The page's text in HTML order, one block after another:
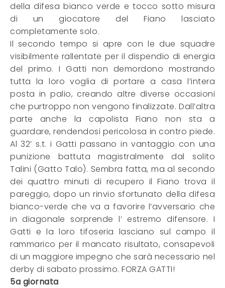
della difesa bianco verde e tocco sotto misura
di un giocatore del Fiano lasciato
completamente solo.
Il secondo tempo si apre con le due squadre
visibilmente rallentate per il dispendio di energia
del primo. I Gatti non demordono mostrando
tutta la loro voglia di portare a casa l’intera
posta in palio, creando altre diverse occasioni
che purtroppo non vengono finalizzate. Dall’altra
parte anche la capolista Fiano non sta a
guardare, rendendosi pericolosa in contro piede.
Al 32’ s.t. i Gatti passano in vantaggio con una
punizione battuta magistralmente dal solito
Talini (Gatto Talo). Sembra fatta, ma al secondo
dei quattro minuti di recupero il Fiano trova il
pareggio, dopo un rinvio sfortunato della difesa
bianco-verde che va a favorire l’avversario che
in diagonale sorprende l’ estremo difensore. I
Gatti e la loro tifoseria lasciano sul campo il
rammarico per il mancato risultato, consapevoli
di un maggiore impegno che sarà necessario nel
derby di sabato prossimo. FORZA GATTI!
5a giornata